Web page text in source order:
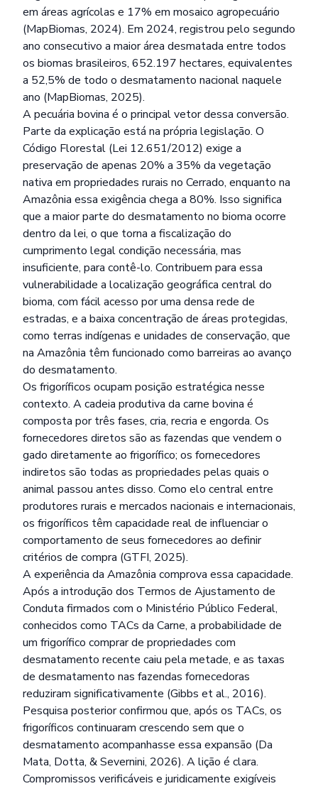
em áreas agrícolas e 17% em mosaico agropecuário
(MapBiomas, 2024). Em 2024, registrou pelo segundo
ano consecutivo a maior área desmatada entre todos
os biomas brasileiros, 652.197 hectares, equivalentes
a 52,5% de todo o desmatamento nacional naquele
ano (MapBiomas, 2025).
A pecuária bovina é o principal vetor dessa conversão.
Parte da explicação está na própria legislação. O
Código Florestal (Lei 12.651/2012) exige a
preservação de apenas 20% a 35% da vegetação
nativa em propriedades rurais no Cerrado, enquanto na
Amazônia essa exigência chega a 80%. Isso significa
que a maior parte do desmatamento no bioma ocorre
dentro da lei, o que torna a fiscalização do
cumprimento legal condição necessária, mas
insuficiente, para contê-lo. Contribuem para essa
vulnerabilidade a localização geográfica central do
bioma, com fácil acesso por uma densa rede de
estradas, e a baixa concentração de áreas protegidas,
como terras indígenas e unidades de conservação, que
na Amazônia têm funcionado como barreiras ao avanço
do desmatamento.
Os frigoríficos ocupam posição estratégica nesse
contexto. A cadeia produtiva da carne bovina é
composta por três fases, cria, recria e engorda. Os
fornecedores diretos são as fazendas que vendem o
gado diretamente ao frigorífico; os fornecedores
indiretos são todas as propriedades pelas quais o
animal passou antes disso. Como elo central entre
produtores rurais e mercados nacionais e internacionais,
os frigoríficos têm capacidade real de influenciar o
comportamento de seus fornecedores ao definir
critérios de compra (GTFI, 2025).
A experiência da Amazônia comprova essa capacidade.
Após a introdução dos Termos de Ajustamento de
Conduta firmados com o Ministério Público Federal,
conhecidos como TACs da Carne, a probabilidade de
um frigorífico comprar de propriedades com
desmatamento recente caiu pela metade, e as taxas
de desmatamento nas fazendas fornecedoras
reduziram significativamente (Gibbs et al., 2016).
Pesquisa posterior confirmou que, após os TACs, os
frigoríficos continuaram crescendo sem que o
desmatamento acompanhasse essa expansão (Da
Mata, Dotta, & Severnini, 2026). A lição é clara.
Compromissos verificáveis e juridicamente exigíveis